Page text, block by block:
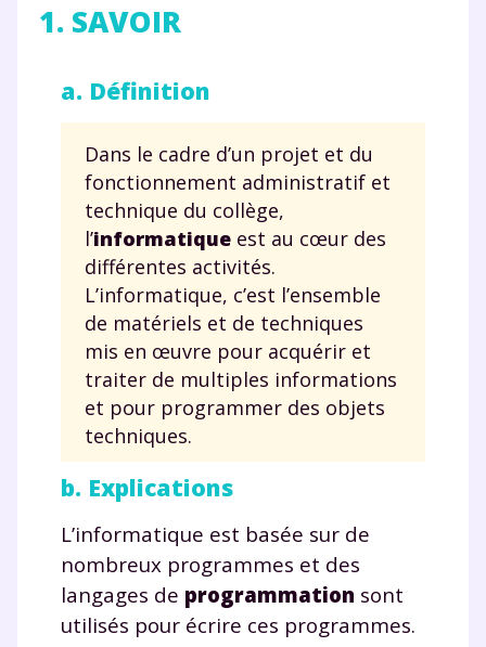
1. SAVOIR
a. Définition
Dans le cadre d’un projet et du
fonctionnement administratif et
technique du collège,
l’informatique est au cœur des
différentes activités.
L’informatique, c’est l’ensemble
de matériels et de techniques
mis en œuvre pour acquérir et
traiter de multiples informations
et pour programmer des objets
techniques.
b. Explications
L’informatique est basée sur de
nombreux programmes et des
langages de programmation sont
utilisés pour écrire ces programmes.